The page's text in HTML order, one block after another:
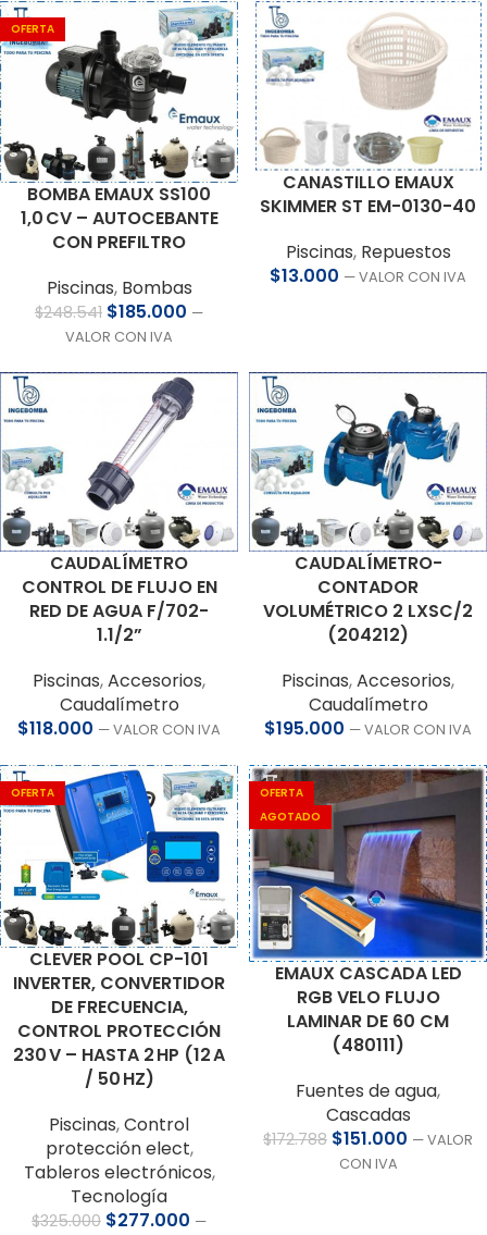
OFERTA
BOMBA EMAUX SS100
1,0 CV – AUTOCEBANTE
CON PREFILTRO
Piscinas, Bombas
$248.541 $185.000 —
VALOR CON IVA
CANASTILLO EMAUX
SKIMMER ST EM-0130-40
Piscinas, Repuestos
$13.000 — VALOR CON IVA
CAUDALÍMETRO
CONTROL DE FLUJO EN
RED DE AGUA F/702-
1.1/2”
Piscinas,Accesorios,
Caudalímetro
$118.000 — VALOR CON IVA
CAUDALÍMETRO-
CONTADOR
VOLUMÉTRICO 2 LXSC/2
(204212)
Piscinas,Accesorios,
Caudalímetro
$195.000 — VALOR CON IVA
OFERTA
CLEVER POOL CP-101
INVERTER, CONVERTIDOR
DE FRECUENCIA,
CONTROL PROTECCIÓN
230 V – HASTA 2 HP (12 A
/ 50 HZ)
Piscinas,Control
protección elect,
Tableros electrónicos,
Tecnología
$325.000 $277.000 —
OFERTA
AGOTADO
EMAUX CASCADA LED
RGB VELO FLUJO
LAMINAR DE 60 CM
(480111)
Fuentes de agua,
Cascadas
$172.788 $151.000 — VALOR
CON IVA